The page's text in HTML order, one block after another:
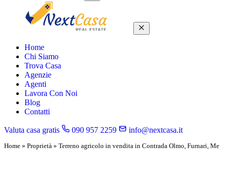
Home
Chi Siamo
Trova Casa
Agenzie
Agenti
Lavora Con Noi
Blog
Contatti
Valuta casa gratis 090 957 2259 info@nextcasa.it
Home » Proprietà » Terreno agricolo in vendita in Contrada Olmo, Furnari, Me